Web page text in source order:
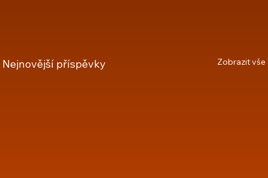
Nejnovější příspěvky Zobrazit vše